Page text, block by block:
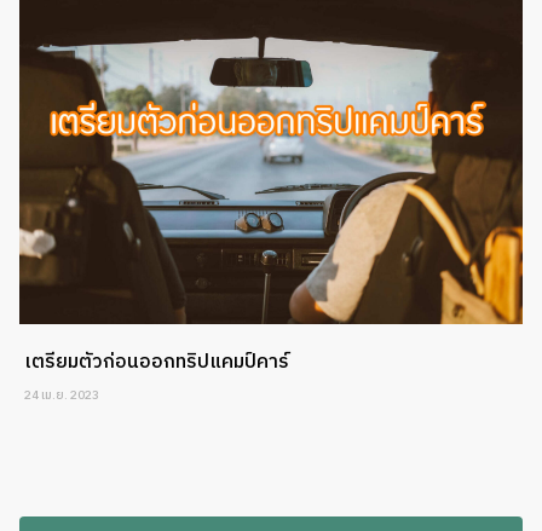
เตรียมตัวก่อนออกทริปแคมป์คาร์
24 เม.ย. 2023